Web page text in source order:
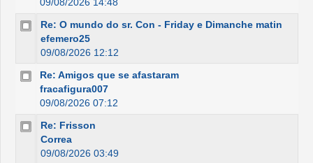
09/08/2026 14:48
Re: O mundo do sr. Con - Friday e Dimanche matin
efemero25
09/08/2026 12:12
Re: Amigos que se afastaram
fracafigura007
09/08/2026 07:12
Re: Frisson
Correa
09/08/2026 03:49